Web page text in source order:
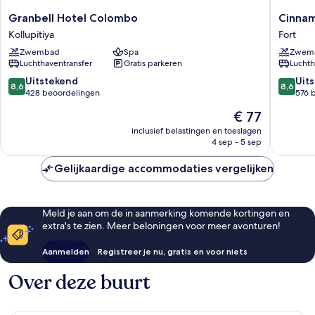
Granbell
Hotel
Colombo
Kollupitiya
Granbell Hotel Colombo
Kollupitiya
Zwembad
Spa
Luchthaventransfer
Gratis parkeren
8.6
van
8,6 Uitstekend
428 beoordelingen
De
prijs
is
€ 77
inclusief belastingen en toeslagen
4 sep - 5 sep
Lakeside
Fort
Fort
8.6
van
8,6
576
Gelijkaardige accommodaties vergelijken
Meld je aan om de in aanmerking komende kortingen en
extra's te zien. Meer beloningen voor meer avonturen!
Aanmelden Registreer je nu, gratis en voor niets
Over deze buurt